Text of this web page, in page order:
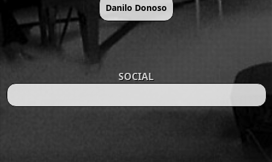
Danilo Donoso
SOCIAL